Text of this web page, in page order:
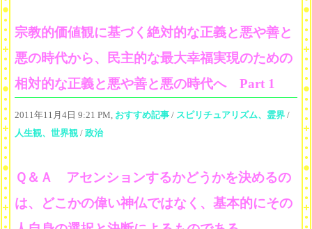
宗教的価値観に基づく絶対的な正義と悪や善と
悪の時代から、民主的な最大幸福実現のための
相対的な正義と悪や善と悪の時代へ Part 1
2011年11月4日 9:21 PM, おすすめ記事 / スピリチュアリズム、霊界 /
人生観、世界観 / 政治
Ｑ＆Ａ アセンションするかどうかを決めるの
は、どこかの偉い神仏ではなく、基本的にその